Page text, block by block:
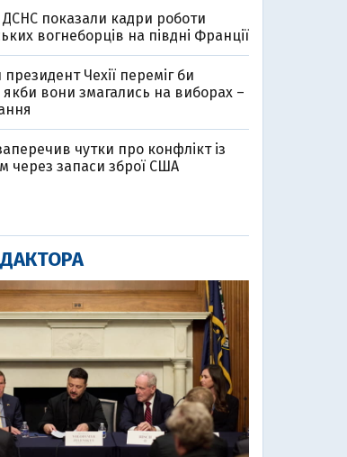
ДСНС показали кадри роботи
вогнеборців на півдні Франції
Чехії переміг би
якби вони змагались на виборах –
чутки про конфлікт із
через запаси зброї США